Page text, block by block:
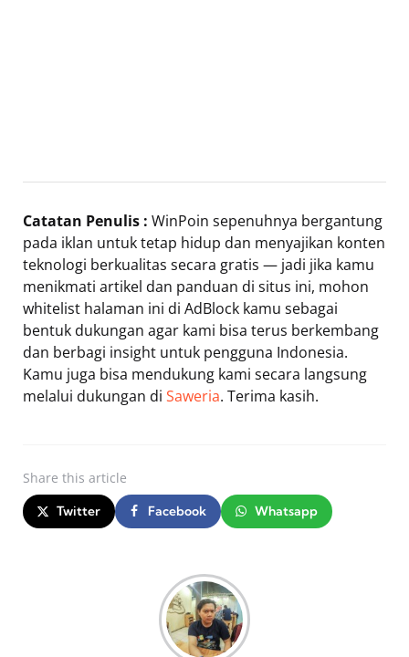
Catatan Penulis : WinPoin sepenuhnya bergantung
pada iklan untuk tetap hidup dan menyajikan konten
teknologi berkualitas secara gratis — jadi jika kamu
menikmati artikel dan panduan di situs ini, mohon
whitelist halaman ini di AdBlock kamu sebagai
bentuk dukungan agar kami bisa terus berkembang
dan berbagi insight untuk pengguna Indonesia.
Kamu juga bisa mendukung kami secara langsung
melalui dukungan di Saweria. Terima kasih.
Share this article
Twitter Facebook Whatsapp